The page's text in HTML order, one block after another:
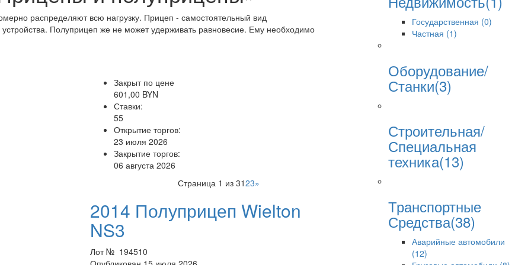
распределяют всю нагрузку. Прицеп - самостоятельный вид
устройства. Полуприцеп же не может удерживать равновесие. Ему необходимо
Закрыт по цене
601,00 BYN
Ставки:
55
Открытие торгов:
23 июля 2026
Закрытие торгов:
06 августа 2026
2014 Полуприцеп Wielton
NS3
Лот № 194510
Страница 1 из 3123»
Государственная (0)
Частная (1)
Оборудование/
Станки(3)
Строительная/
Специальная
техника(13)
Транспортные
Средства(38)
Аварийные автомобили
(12)